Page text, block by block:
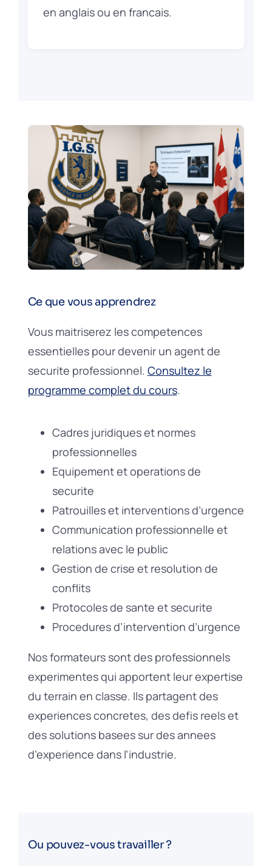
en anglais ou en francais.
Ce que vous apprendrez
Vous maitriserez les competences
essentielles pour devenir un agent de
securite professionnel. Consultez le
programme complet du cours.
Cadres juridiques et normes
professionnelles
Equipement et operations de
securite
Patrouilles et interventions d’urgence
Communication professionnelle et
relations avec le public
Gestion de crise et resolution de
conflits
Protocoles de sante et securite
Procedures d’intervention d’urgence
Nos formateurs sont des professionnels
experimentes qui apportent leur expertise
du terrain en classe. Ils partagent des
experiences concretes, des defis reels et
des solutions basees sur des annees
d’experience dans l’industrie.
Ou pouvez-vous travailler ?